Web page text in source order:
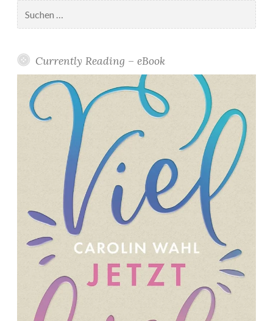
nach:
Currently Reading – eBook